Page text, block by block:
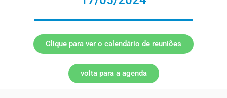
Clique para ver o calendário de reuniões
volta para a agenda